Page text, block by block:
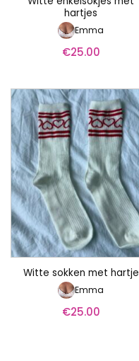
hartjes
Emma
€25.00
Witte sokken met hartje
Emma
€25.00